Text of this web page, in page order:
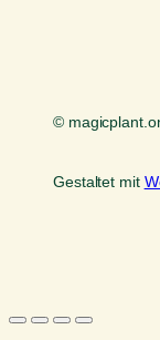
©
Gestaltet mit